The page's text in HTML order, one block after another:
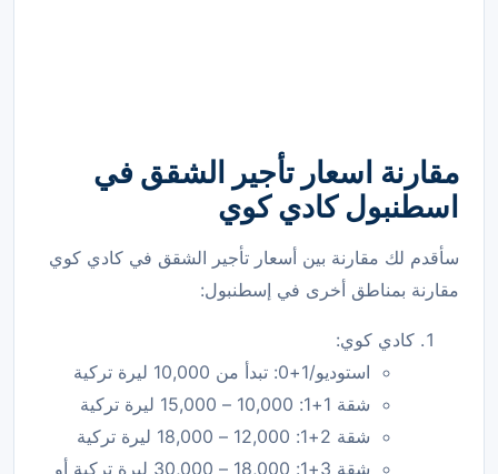
مقارنة اسعار تأجير الشقق في
اسطنبول كادي كوي
سأقدم لك مقارنة بين أسعار تأجير الشقق في كادي كوي
مقارنة بمناطق أخرى في إسطنبول:
كادي كوي:
استوديو/1+0: تبدأ من 10,000 ليرة تركية
شقة 1+1: 10,000 – 15,000 ليرة تركية
شقة 2+1: 12,000 – 18,000 ليرة تركية
شقة 3+1: 18,000 – 30,000 ليرة تركية أو